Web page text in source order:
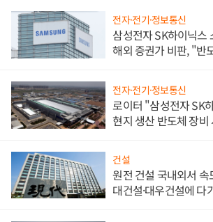
전자·전기·정보통신
삼성전자 SK하이닉스
해외 증권가 비판, "반
전자·전기·정보통신
로이터 "삼성전자 SK
현지 생산 반도체 장
건설
원전 건설 국내외서 속
대건설·대우건설에